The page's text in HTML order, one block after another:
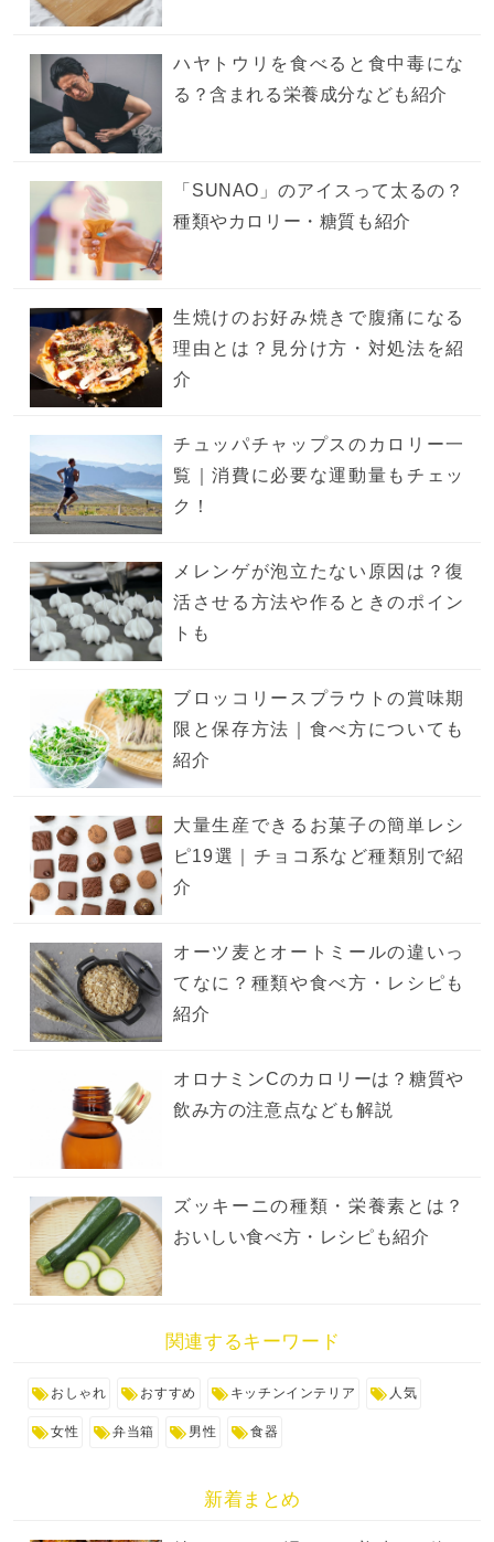
ハヤトウリを食べると食中毒にな
る？含まれる栄養成分なども紹介
「SUNAO」のアイスって太るの？
種類やカロリー・糖質も紹介
生焼けのお好み焼きで腹痛になる
理由とは？見分け方・対処法を紹
介
チュッパチャップスのカロリー一
覧｜消費に必要な運動量もチェッ
ク！
メレンゲが泡立たない原因は？復
活させる方法や作るときのポイン
トも
ブロッコリースプラウトの賞味期
限と保存方法｜食べ方についても
紹介
大量生産できるお菓子の簡単レシ
ピ19選｜チョコ系など種類別で紹
介
オーツ麦とオートミールの違いっ
てなに？種類や食べ方・レシピも
紹介
オロナミンCのカロリーは？糖質や
飲み方の注意点なども解説
ズッキーニの種類・栄養素とは？
おいしい食べ方・レシピも紹介
関連するキーワード
おしゃれ おすすめ キッチンインテリア 人気
女性 弁当箱 男性 食器
新着まとめ